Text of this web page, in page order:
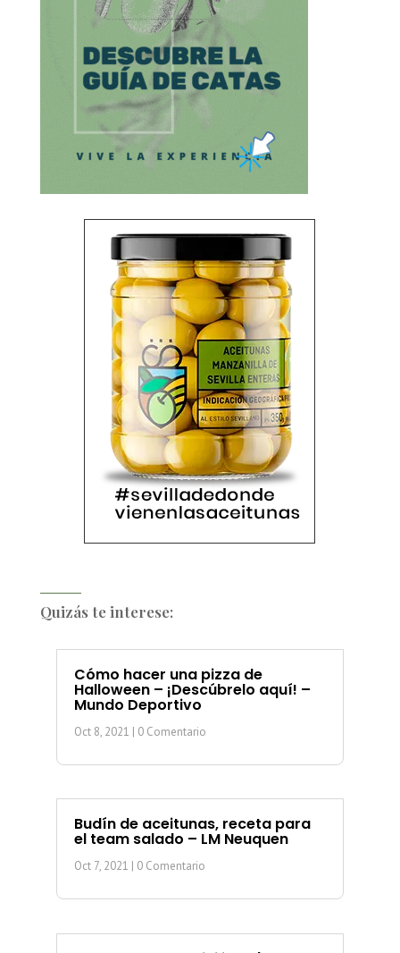
Quizás te interese:
Cómo hacer una pizza de
Halloween – ¡Descúbrelo aquí! –
Mundo Deportivo
Oct 8, 2021 | 0 Comentario
Budín de aceitunas, receta para
el team salado – LM Neuquen
Oct 7, 2021 | 0 Comentario